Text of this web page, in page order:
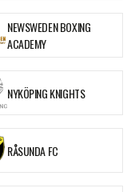
NEWSWEDEN BOXING
ACADEMY
NYKÖPING KNIGHTS
RÅSUNDA FC